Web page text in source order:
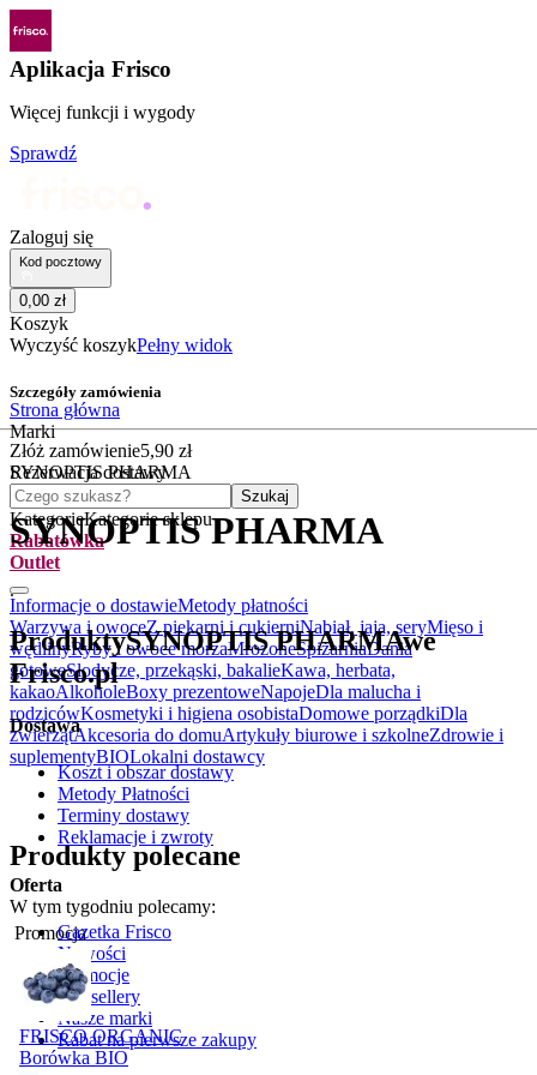
Aplikacja Frisco
Więcej funkcji i wygody
Sprawdź
Zaloguj się
Kod pocztowy
0,00 zł
Koszyk
Wyczyść koszykPełny widok
Szczegóły zamówienia
Złóż zamówienie5,90 zł
Rezerwacja dostawy
Czego szukasz?
Szukaj
KategorieKategorie sklepu
Rabatówka
Outlet
Informacje o dostawieMetody płatności
Warzywa i owoceZ piekarni i cukierniNabiał, jaja, seryMięso i
wędlinyRyby i owoce morzaMrożoneSpiżarniaDania
gotoweSłodycze, przekąski, bakalieKawa, herbata,
kakaoAlkoholeBoxy prezentoweNapojeDla malucha i
rodzicówKosmetyki i higiena osobistaDomowe porządkiDla
zwierzątAkcesoria do domuArtykuły biurowe i szkolneZdrowie i
suplementyBIOLokalni dostawcy
Produkty polecane
W tym tygodniu polecamy:
Promocja
FRISCO ORGANIC
Borówka BIO
Strona główna
Marki
SYNOPTIS PHARMA
SYNOPTIS PHARMA
.
ProduktySYNOPTIS PHARMAwe
Frisco.pl
Dostawa
Koszt i obszar dostawy
Metody Płatności
Terminy dostawy
Reklamacje i zwroty
Oferta
Gazetka Frisco
Nowości
Promocje
Bestsellery
Nasze marki
Rabat na pierwsze zakupy